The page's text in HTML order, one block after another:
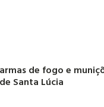
de fogo e
Santa Lúcia